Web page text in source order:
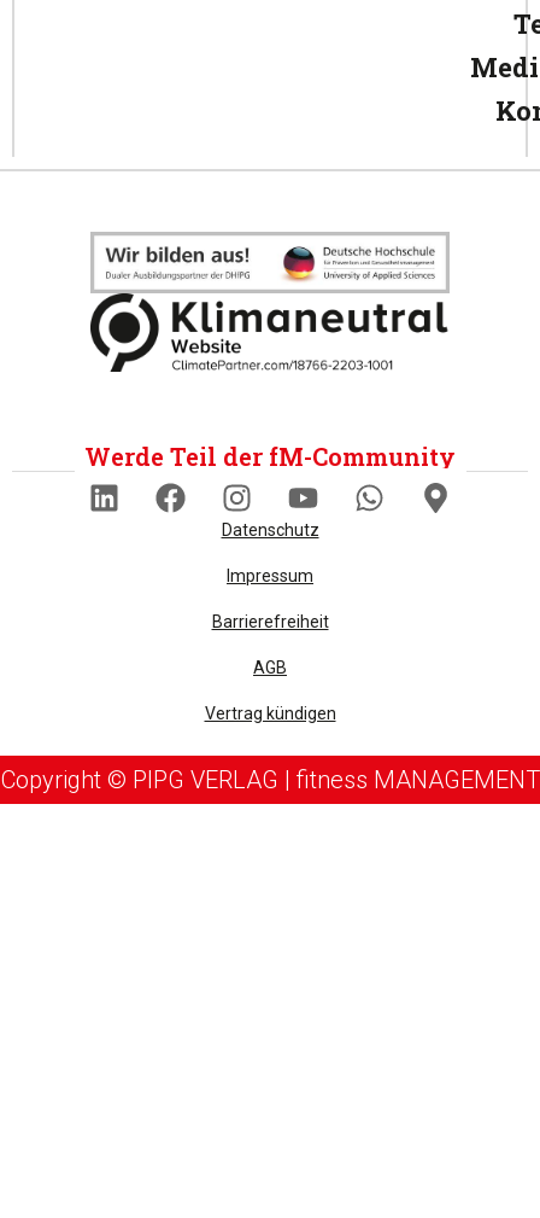
Werde Teil der fM-Community
Datenschutz
Impressum
Barrierefreiheit
AGB
Vertrag kündigen
Copyright © PIPG VERLAG | fitness MANAGEMENT